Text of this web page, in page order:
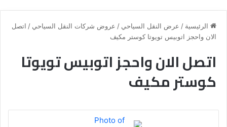
الرئيسية / عرض النقل السياحي / عروض شركات النقل السياحي / اتصل
الان واحجز اتوبيس تويوتا كوستر مكيف
اتصل الان واحجز اتوبيس تويوتا
كوستر مكيف